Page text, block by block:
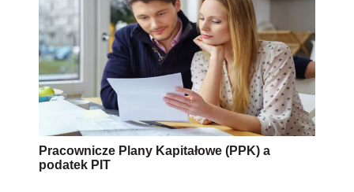
Pracownicze Plany Kapitałowe (PPK) a
podatek PIT